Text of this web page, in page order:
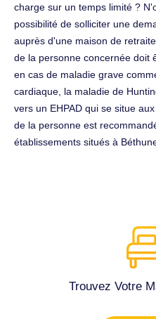
charge sur un temps limité ?
possibilité de solliciter une
auprès d'une maison de
de la personne concernée doit
en cas de maladie grave
cardiaque, la maladie de
vers un EHPAD qui se situe
de la personne est
établissements situés à
Trouvez Votre